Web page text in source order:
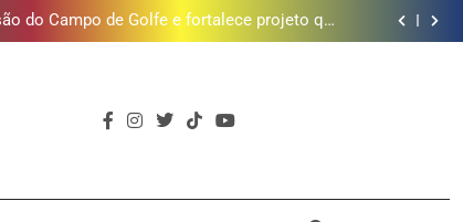
de semana
do Campo de Golfe e fortalece projeto que
atende 140 crianças
de tratamento reforça abastecimento
e Gustavo Lins em Nova Iguaçu neste fim
do Campo de Golfe e fortalece projeto que
atende 140 crianças
de tratamento reforça abastecimento
vinhos para presentear o seu pai. Descubra
e Gustavo Lins em Nova Iguaçu neste fim